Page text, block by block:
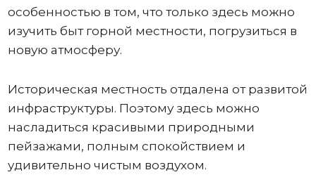
особенностью в том, что только здесь можно
изучить быт горной местности, погрузиться в
новую атмосферу.
Историческая местность отдалена от развитой
инфраструктуры. Поэтому здесь можно
насладиться красивыми природными
пейзажами, полным спокойствием и
удивительно чистым воздухом.